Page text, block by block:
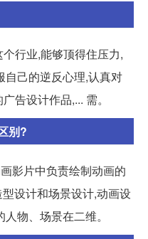
行业,能够顶得住压力,
自己的逆反心理,认真对
告设计作品,... 需。
别?
影片中负责绘制动画的
设计和场景设计,动画设
物、场景在二维。